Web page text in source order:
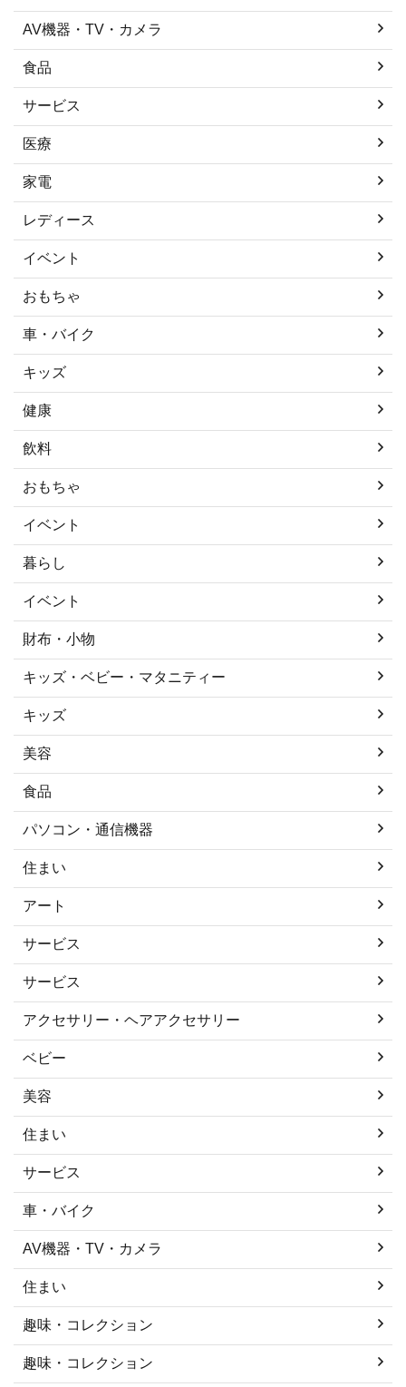
AV機器・TV・カメラ
食品
サービス
医療
家電
レディース
イベント
おもちゃ
車・バイク
キッズ
健康
飲料
おもちゃ
イベント
暮らし
イベント
財布・小物
キッズ・ベビー・マタニティー
キッズ
美容
食品
パソコン・通信機器
住まい
アート
サービス
サービス
アクセサリー・ヘアアクセサリー
ベビー
美容
住まい
サービス
車・バイク
AV機器・TV・カメラ
住まい
趣味・コレクション
趣味・コレクション